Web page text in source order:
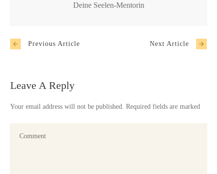
Deine Seelen-Mentorin
Previous Article Next Article
Leave A Reply
Your email address will not be published. Required fields are marked